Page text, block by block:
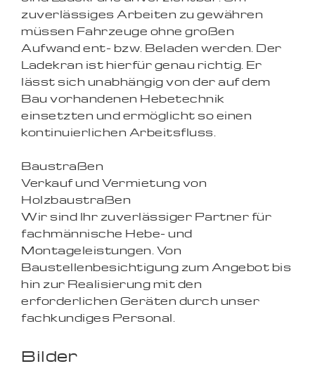
zuverlässiges Arbeiten zu gewähren
müssen Fahrzeuge ohne großen
Aufwand ent- bzw. Beladen werden. Der
Ladekran ist hierfür genau richtig. Er
lässt sich unabhängig von der auf dem
Bau vorhandenen Hebetechnik
einsetzten und ermöglicht so einen
kontinuierlichen Arbeitsfluss.
Baustraßen
Verkauf und Vermietung von
Holzbaustraßen
Wir sind Ihr zuverlässiger Partner für
fachmännische Hebe- und
Montageleistungen. Von
Baustellenbesichtigung zum Angebot bis
hin zur Realisierung mit den
erforderlichen Geräten durch unser
fachkundiges Personal.
Bilder